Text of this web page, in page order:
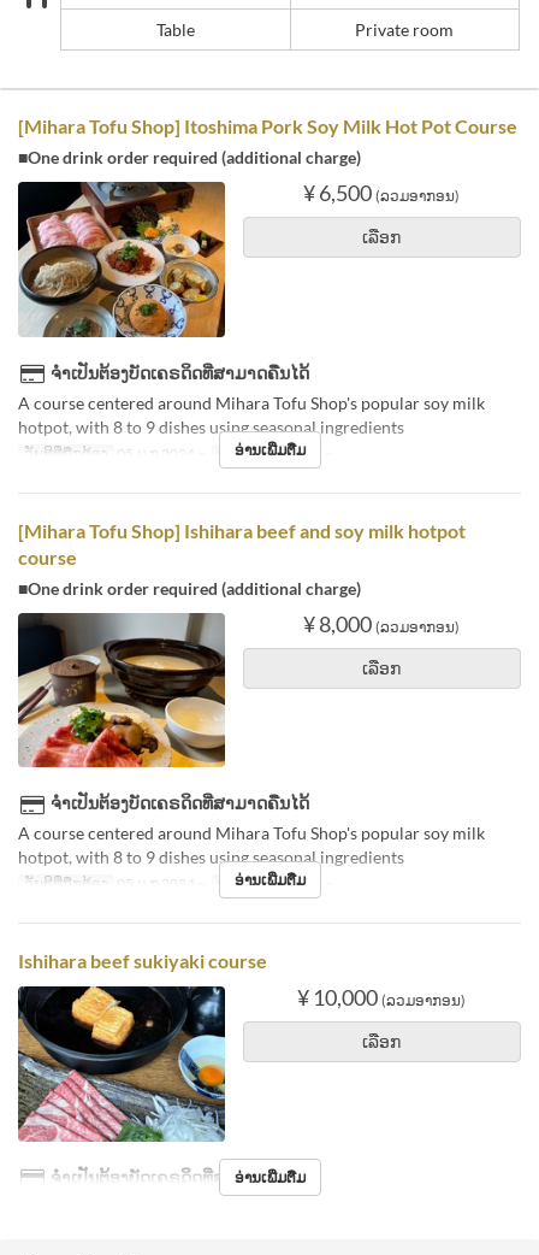
Table
Private room
[Mihara Tofu Shop] Itoshima Pork Soy Milk Hot Pot Course
■One drink order required (additional charge)
¥ 6,500 (ລວມອາກອນ)
ເລືອກ
ຈຳເປັນຕ້ອງບັດເຄຣດິດທີ່ສາມາດຄືນໄດ້
A course centered around Mihara Tofu Shop's popular soy milk
hotpot, with 8 to 9 dishes using seasonal ingredients
ວັນທີທີ່ຖືກຕ້ອງ 05 ມ.ກ 2024 ~ ຈຳກັດການສັ່ງຊື້
ອ່ານເພີ່ມຕື່ມ
[Mihara Tofu Shop] Ishihara beef and soy milk hotpot
course
■One drink order required (additional charge)
¥ 8,000 (ລວມອາກອນ)
ເລືອກ
ຈຳເປັນຕ້ອງບັດເຄຣດິດທີ່ສາມາດຄືນໄດ້
A course centered around Mihara Tofu Shop's popular soy milk
hotpot, with 8 to 9 dishes using seasonal ingredients
ວັນທີທີ່ຖືກຕ້ອງ 05 ມ.ກ 2024 ~ ຈຳກັດການສັ່ງຊື້
ອ່ານເພີ່ມຕື່ມ
Ishihara beef sukiyaki course
¥ 10,000 (ລວມອາກອນ)
ເລືອກ
ຈຳເປັນຕ້ອງບັດເຄຣດິດທີ່ສາມາດຄືນໄດ້
ອ່ານເພີ່ມຕື່ມ